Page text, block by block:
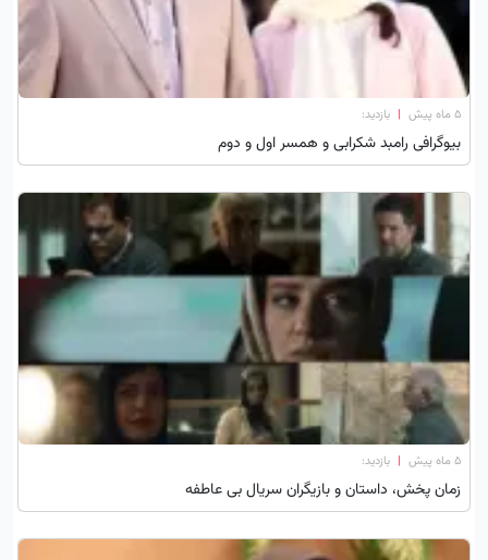
۵ ماه پیش | بازدید:
بیوگرافی رامبد شکرابی و همسر اول و دوم
۵ ماه پیش | بازدید:
زمان پخش، داستان و بازیگران سریال بی عاطفه